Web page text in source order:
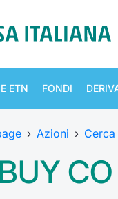
ETN FONDI
› Azioni ›
CO